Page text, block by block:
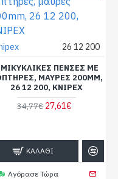
26 12 200
ΠΈΝΣΕΣ ΜΕ
ΜΑΎΡΕΣ 200MM,
26 12 200, KNIPEX
34,77€ 27,61€
ΚΑΛΆΘΙ
Αγόρασε Τώρα